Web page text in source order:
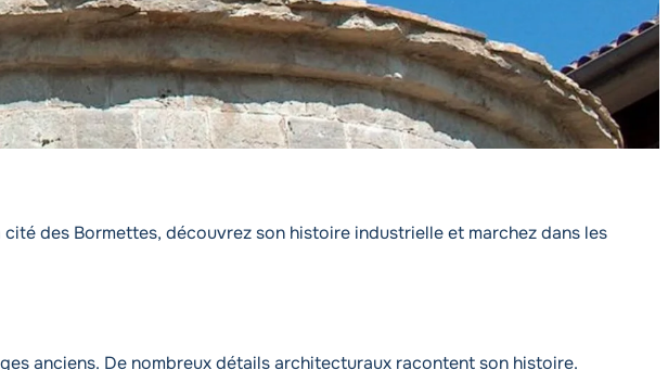
des Bormettes, découvrez son histoire industrielle et marchez dans les
anciens. De nombreux détails architecturaux racontent son histoire.